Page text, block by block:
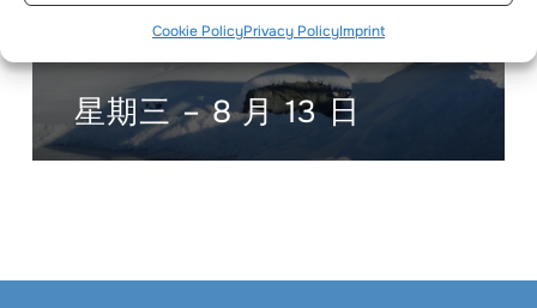
Cookie PolicyPrivacy PolicyImprint
星期三 – 8 月 13 日